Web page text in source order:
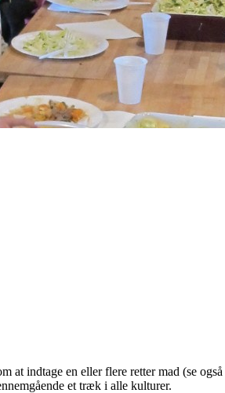
at indtage en eller flere retter mad (se også
et træk i alle kulturer.